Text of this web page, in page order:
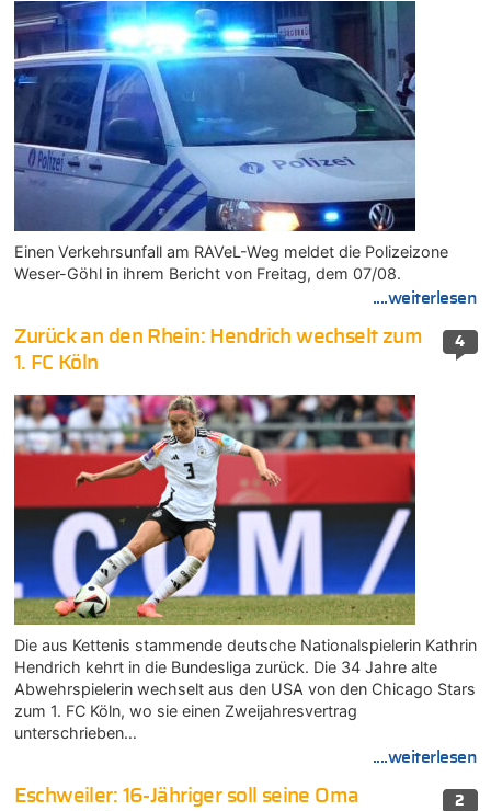
Einen Verkehrsunfall am RAVeL-Weg meldet die Polizeizone
Weser-Göhl in ihrem Bericht von Freitag, dem 07/08.
....weiterlesen
4
Zurück an den Rhein: Hendrich wechselt zum
1. FC Köln
Die aus Kettenis stammende deutsche Nationalspielerin Kathrin
Hendrich kehrt in die Bundesliga zurück. Die 34 Jahre alte
Abwehrspielerin wechselt aus den USA von den Chicago Stars
zum 1. FC Köln, wo sie einen Zweijahresvertrag
unterschrieben…
....weiterlesen
2
Eschweiler: 16-Jähriger soll seine Oma